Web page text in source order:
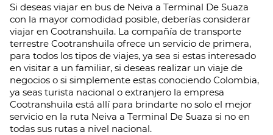
Si deseas viajar en bus de Neiva a Terminal De Suaza
con la mayor comodidad posible, deberías considerar
viajar en Cootranshuila. La compañía de transporte
terrestre Cootranshuila ofrece un servicio de primera,
para todos los tipos de viajes, ya sea si estas interesado
en visitar a un familiar, si deseas realizar un viaje de
negocios o si simplemente estas conociendo Colombia,
ya seas turista nacional o extranjero la empresa
Cootranshuila está allí para brindarte no solo el mejor
servicio en la ruta Neiva a Terminal De Suaza si no en
todas sus rutas a nivel nacional.